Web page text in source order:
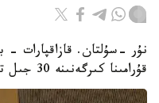
نۇر -سۇلتان. قازاقپارات
قۇرامىنا كىرگەنىنە 30 جىل تولىپ وتىر.